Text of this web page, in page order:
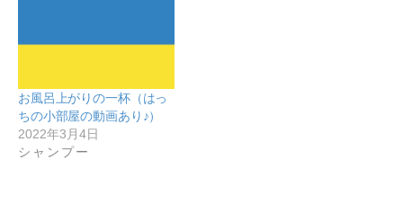
お風呂上がりの一杯（はっ
ちの小部屋の動画あり♪）
2022年3月4日
シャンプー